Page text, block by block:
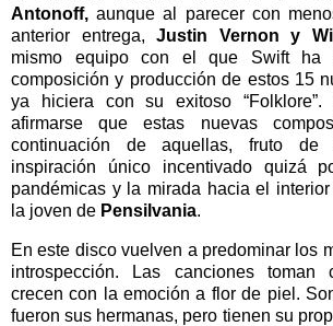
Antonoff, aunque al parecer con
anterior entrega,Justin Vernon y
mismo equipo con el que Swift ha
composición y producción de estos 15
ya hiciera con su exitoso
afirmarse que estas nuevas
continuación de aquellas, fruto de
inspiración único incentivado quizá
pandémicas y la mirada hacia el
la joven de Pensilvania.
En este disco vuelven a predominar los
introspección. Las canciones toman
crecen con la emoción a flor de piel.
fueron sus hermanas, pero tienen su